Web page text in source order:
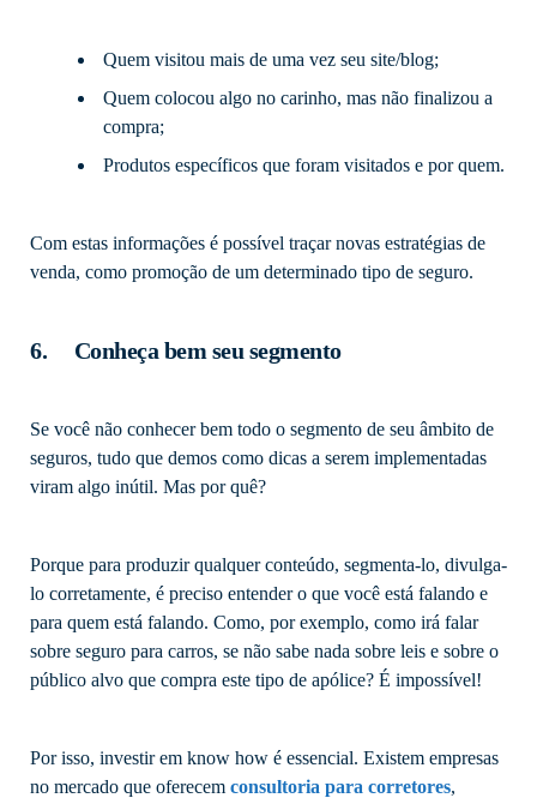
Quem visitou mais de uma vez seu site/blog;
Quem colocou algo no carinho, mas não finalizou a
compra;
Produtos específicos que foram visitados e por quem.
Com estas informações é possível traçar novas estratégias de
venda, como promoção de um determinado tipo de seguro.
6. Conheça bem seu segmento
Se você não conhecer bem todo o segmento de seu âmbito de
seguros, tudo que demos como dicas a serem implementadas
viram algo inútil. Mas por quê?
Porque para produzir qualquer conteúdo, segmenta-lo, divulga-
lo corretamente, é preciso entender o que você está falando e
para quem está falando. Como, por exemplo, como irá falar
sobre seguro para carros, se não sabe nada sobre leis e sobre o
público alvo que compra este tipo de apólice? É impossível!
Por isso, investir em know how é essencial. Existem empresas
no mercado que oferecem consultoria para corretores,